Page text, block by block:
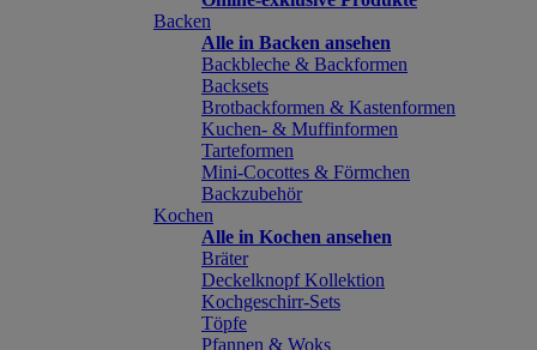
Backen
Alle in Backen ansehen
Backbleche & Backformen
Backsets
Brotbackformen & Kastenformen
Kuchen- & Muffinformen
Tarteformen
Mini-Cocottes & Förmchen
Backzubehör
Kochen
Alle in Kochen ansehen
Bräter
Deckelknopf Kollektion
Kochgeschirr-Sets
Töpfe
Pfannen & Woks